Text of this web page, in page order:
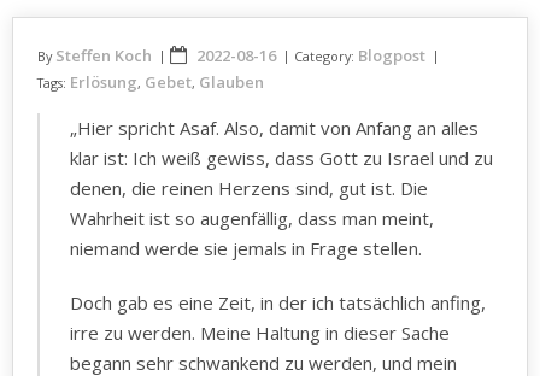
By Steffen Koch 2022-08-16 Category: Blogpost
Tags: Erlösung, Gebet, Glauben
„Hier spricht Asaf. Also, damit von Anfang an alles
klar ist: Ich weiß gewiss, dass Gott zu Israel und zu
denen, die reinen Herzens sind, gut ist. Die
Wahrheit ist so augenfällig, dass man meint,
niemand werde sie jemals in Frage stellen.
Doch gab es eine Zeit, in der ich tatsächlich anfing,
irre zu werden. Meine Haltung in dieser Sache
begann sehr schwankend zu werden, und mein